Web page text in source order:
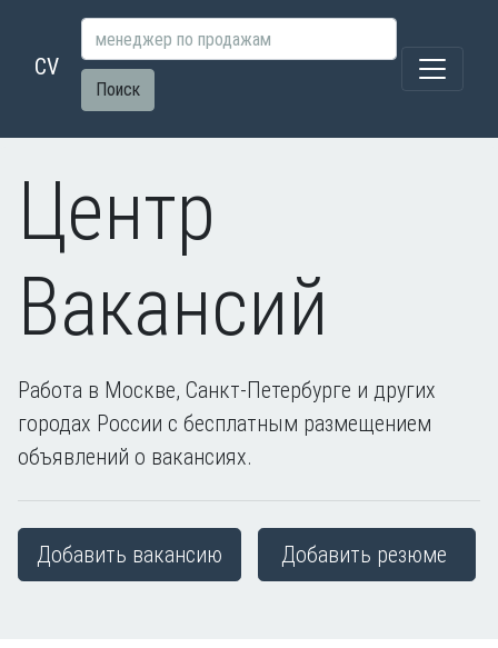
CV
Поиск
Центр
Вакансий
Работа в Москве, Санкт-Петербурге и других
городах России с бесплатным размещением
объявлений о вакансиях.
Добавить вакансию Добавить резюме